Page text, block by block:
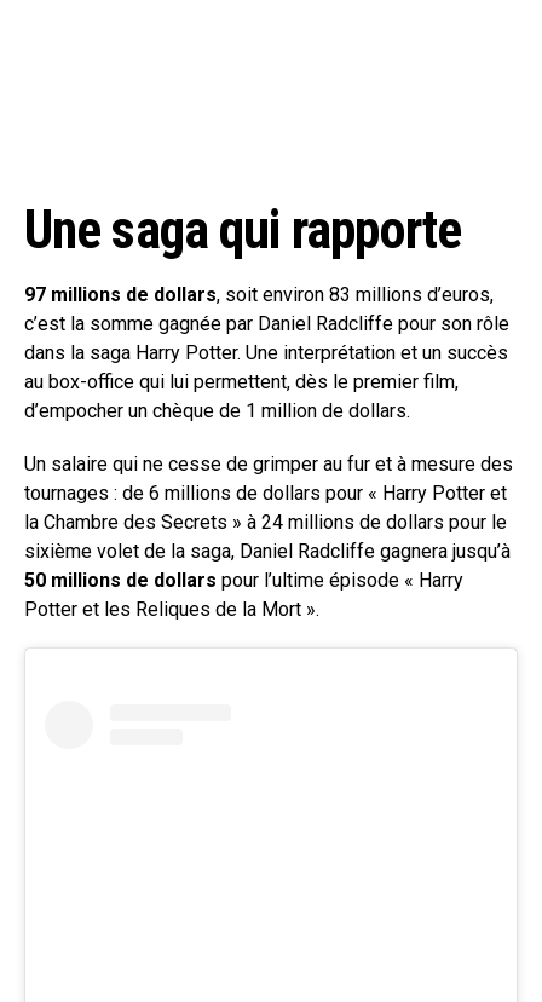
Une saga qui rapporte
97 millions de dollars, soit environ 83 millions d’euros,
c’est la somme gagnée par Daniel Radcliffe pour son rôle
dans la saga Harry Potter. Une interprétation et un succès
au box-office qui lui permettent, dès le premier film,
d’empocher un chèque de 1 million de dollars.
Un salaire qui ne cesse de grimper au fur et à mesure des
tournages : de 6 millions de dollars pour « Harry Potter et
la Chambre des Secrets » à 24 millions de dollars pour le
sixième volet de la saga, Daniel Radcliffe gagnera jusqu’à
50 millions de dollars pour l’ultime épisode « Harry
Potter et les Reliques de la Mort ».